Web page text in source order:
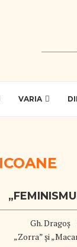
VARIA
Gh. Dragoș
„Zorra” şi